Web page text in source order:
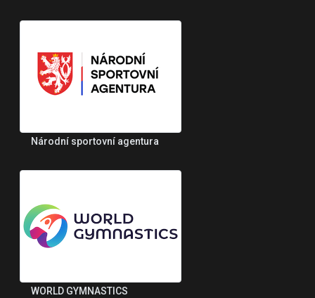
Národní sportovní agentura
WORLD GYMNASTICS